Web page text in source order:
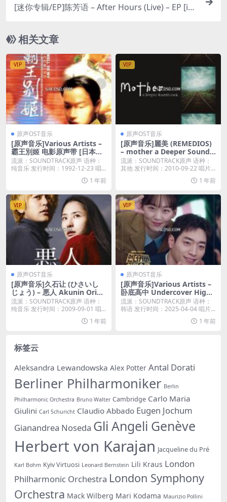
[迷你专辑/EP]陈芳语 – After Hours (Live) – EP [iTu
相关文章
VIP
原声OST音乐
[原声音乐]Various Artists –
霸王別姬 电影原声带 [日本盘]
[iTunes Plus M4A]
流派：SOUNDTRACK原声 语种：
纯音乐 发行时间：1992-12-23 唱...
1 年前
VIP
原声OST音乐
[原声音乐]麗美 (REMEDIOS)
– mother a Deeper Soundtr
ack (2010) [iTunes Plus M4
A]
流派：SOUNDTRACK原声 语种：
其他 发行时间：2010-09-22 唱片...
1 年前
VIP
原声OST音乐
[原声音乐]久石让 (ひさいし
じょう) – 悪人 Akunin Origi
nal Soundtrack [iTunes Plu
s M4A]
流派：SOUNDTRACK原声 语种：
纯音乐 发行时间：2009-09-01 唱...
1 年前
VIP
原声OST音乐
[原声音乐]Various Artists –
卧底高中 Undercover High
School (Original Soundtrac
k) (2025) [iTunes Plus M4A]
流派：SOUNDTRACK原声 语种：
韩语 发行时间：2025-04-04 唱片...
1 年前
标签云
Aleksandra Lewandowska Alex Potter Antal Dorati
Berliner Philharmoniker Berlin
Philharmonic Orchestra Bruno Walter Cambridge Carlo Maria
Giulini Carl Schuricht Claudio Abbado Eugen Jochum
Gianandrea Noseda Gli Angeli Genève
Herbert von Karajan Jacqueline du Pré
Karl Bohm Kyiv Virtuosi Leonard Bernstein Lili Kraus London
Philharmonic Orchestra London Symphony
Orchestra Mack Wilberg Mari Kodama Maurizio Pollini